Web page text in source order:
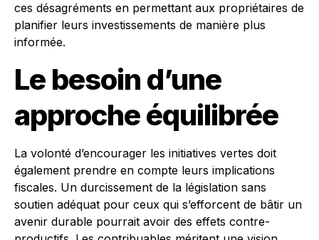
ces désagréments en permettant aux propriétaires de
planifier leurs investissements de manière plus
informée.
Le besoin d’une
approche équilibrée
La volonté d’encourager les initiatives vertes doit
également prendre en compte leurs implications
fiscales. Un durcissement de la législation sans
soutien adéquat pour ceux qui s’efforcent de bâtir un
avenir durable pourrait avoir des effets contre-